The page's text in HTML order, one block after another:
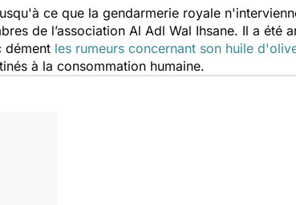
ce que la gendarmerie royale
de l’association Al Adl Wal Ihsane. Il a
dément les rumeurs concernant son huile
à la consommation humaine.